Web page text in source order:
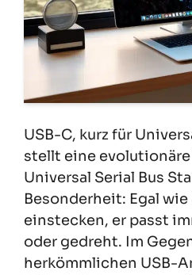
USB-C, kurz für
stellt eine
Universal Serial Bus
Besonderheit: Egal
einstecken, er passt
oder gedreht. Im
herkömmlichen USB-